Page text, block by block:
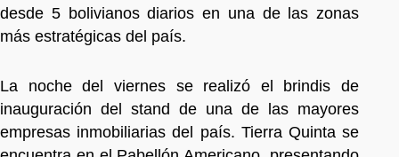
desde 5 bolivianos diarios en una de las zonas
más estratégicas del país.
La noche del viernes se realizó el brindis de
inauguración del stand de una de las mayores
empresas inmobiliarias del país. Tierra Quinta se